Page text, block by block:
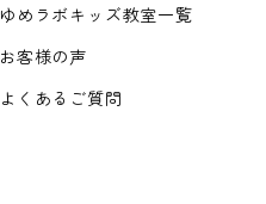
ゆめラボキッズ教室一覧
お客様の声
よくあるご質問